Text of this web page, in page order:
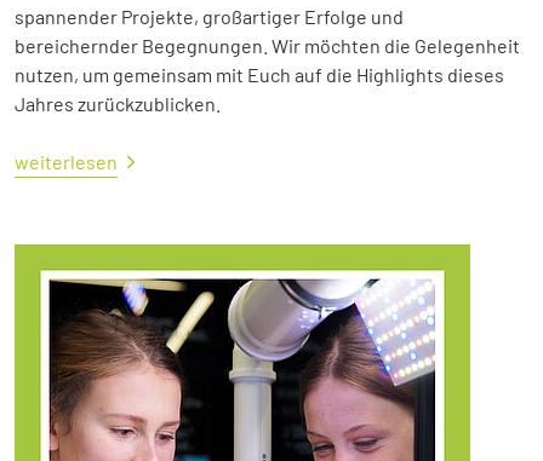
spannender Projekte, großartiger Erfolge und
bereichernder Begegnungen. Wir möchten die Gelegenheit
nutzen, um gemeinsam mit Euch auf die Highlights dieses
Jahres zurückzublicken.
weiterlesen